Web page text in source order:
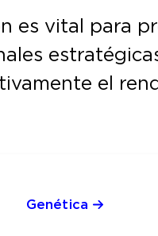
es vital para
el
Genética